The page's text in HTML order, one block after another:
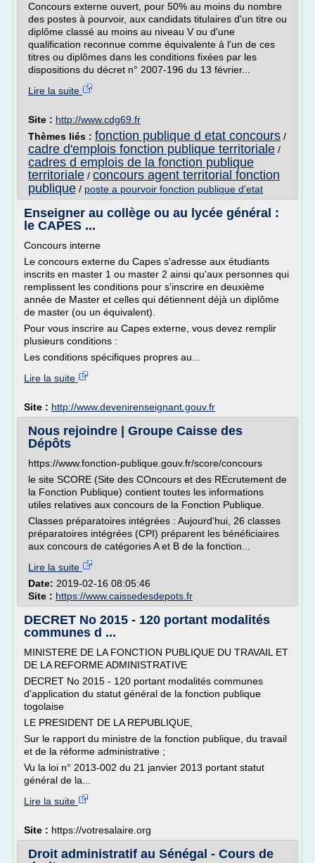
Concours externe ouvert, pour 50% au moins du nombre
des postes à pourvoir, aux candidats titulaires d'un titre ou
diplôme classé au moins au niveau V ou d'une
qualification reconnue comme équivalente à l'un de ces
titres ou diplômes dans les conditions fixées par les
dispositions du décret n° 2007-196 du 13 février...
Lire la suite
Site : http://www.cdg69.fr
Thèmes liés : fonction publique d etat concours /
cadre d'emplois fonction publique territoriale /
cadres d emplois de la fonction publique
territoriale / concours agent territorial fonction
publique / poste a pourvoir fonction publique d'etat
Enseigner au collège ou au lycée général :
le CAPES ...
Concours interne
Le concours externe du Capes s'adresse aux étudiants
inscrits en master 1 ou master 2 ainsi qu'aux personnes qui
remplissent les conditions pour s'inscrire en deuxième
année de Master et celles qui détiennent déjà un diplôme
de master (ou un équivalent).
Pour vous inscrire au Capes externe, vous devez remplir
plusieurs conditions :
Les conditions spécifiques propres au...
Lire la suite
Site : http://www.devenirenseignant.gouv.fr
Nous rejoindre | Groupe Caisse des
Dépôts
https://www.fonction-publique.gouv.fr/score/concours
le site SCORE (Site des COncours et des REcrutement de
la Fonction Publique) contient toutes les informations
utiles relatives aux concours de la Fonction Publique.
Classes préparatoires intégrées : Aujourd'hui, 26 classes
préparatoires intégrées (CPI) préparent les bénéficiaires
aux concours de catégories A et B de la fonction...
Lire la suite
Date: 2019-02-16 08:05:46
Site : https://www.caissedesdepots.fr
DECRET No 2015 - 120 portant modalités
communes d ...
MINISTERE DE LA FONCTION PUBLIQUE DU TRAVAIL ET
DE LA REFORME ADMINISTRATIVE
DECRET No 2015 - 120 portant modalités communes
d'application du statut général de la fonction publique
togolaise
LE PRESIDENT DE LA REPUBLIQUE,
Sur le rapport du ministre de la fonction publique, du travail
et de la réforme administrative ;
Vu la loi n° 2013-002 du 21 janvier 2013 portant statut
général de la...
Lire la suite
Site : https://votresalaire.org
Droit administratif au Sénégal - Cours de